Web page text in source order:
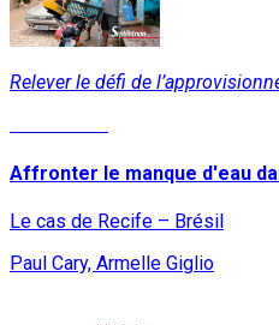
Relever le défi de
Affronter le manque d'eau
Le cas de Recife – Brésil
Paul Cary, Armelle Giglio